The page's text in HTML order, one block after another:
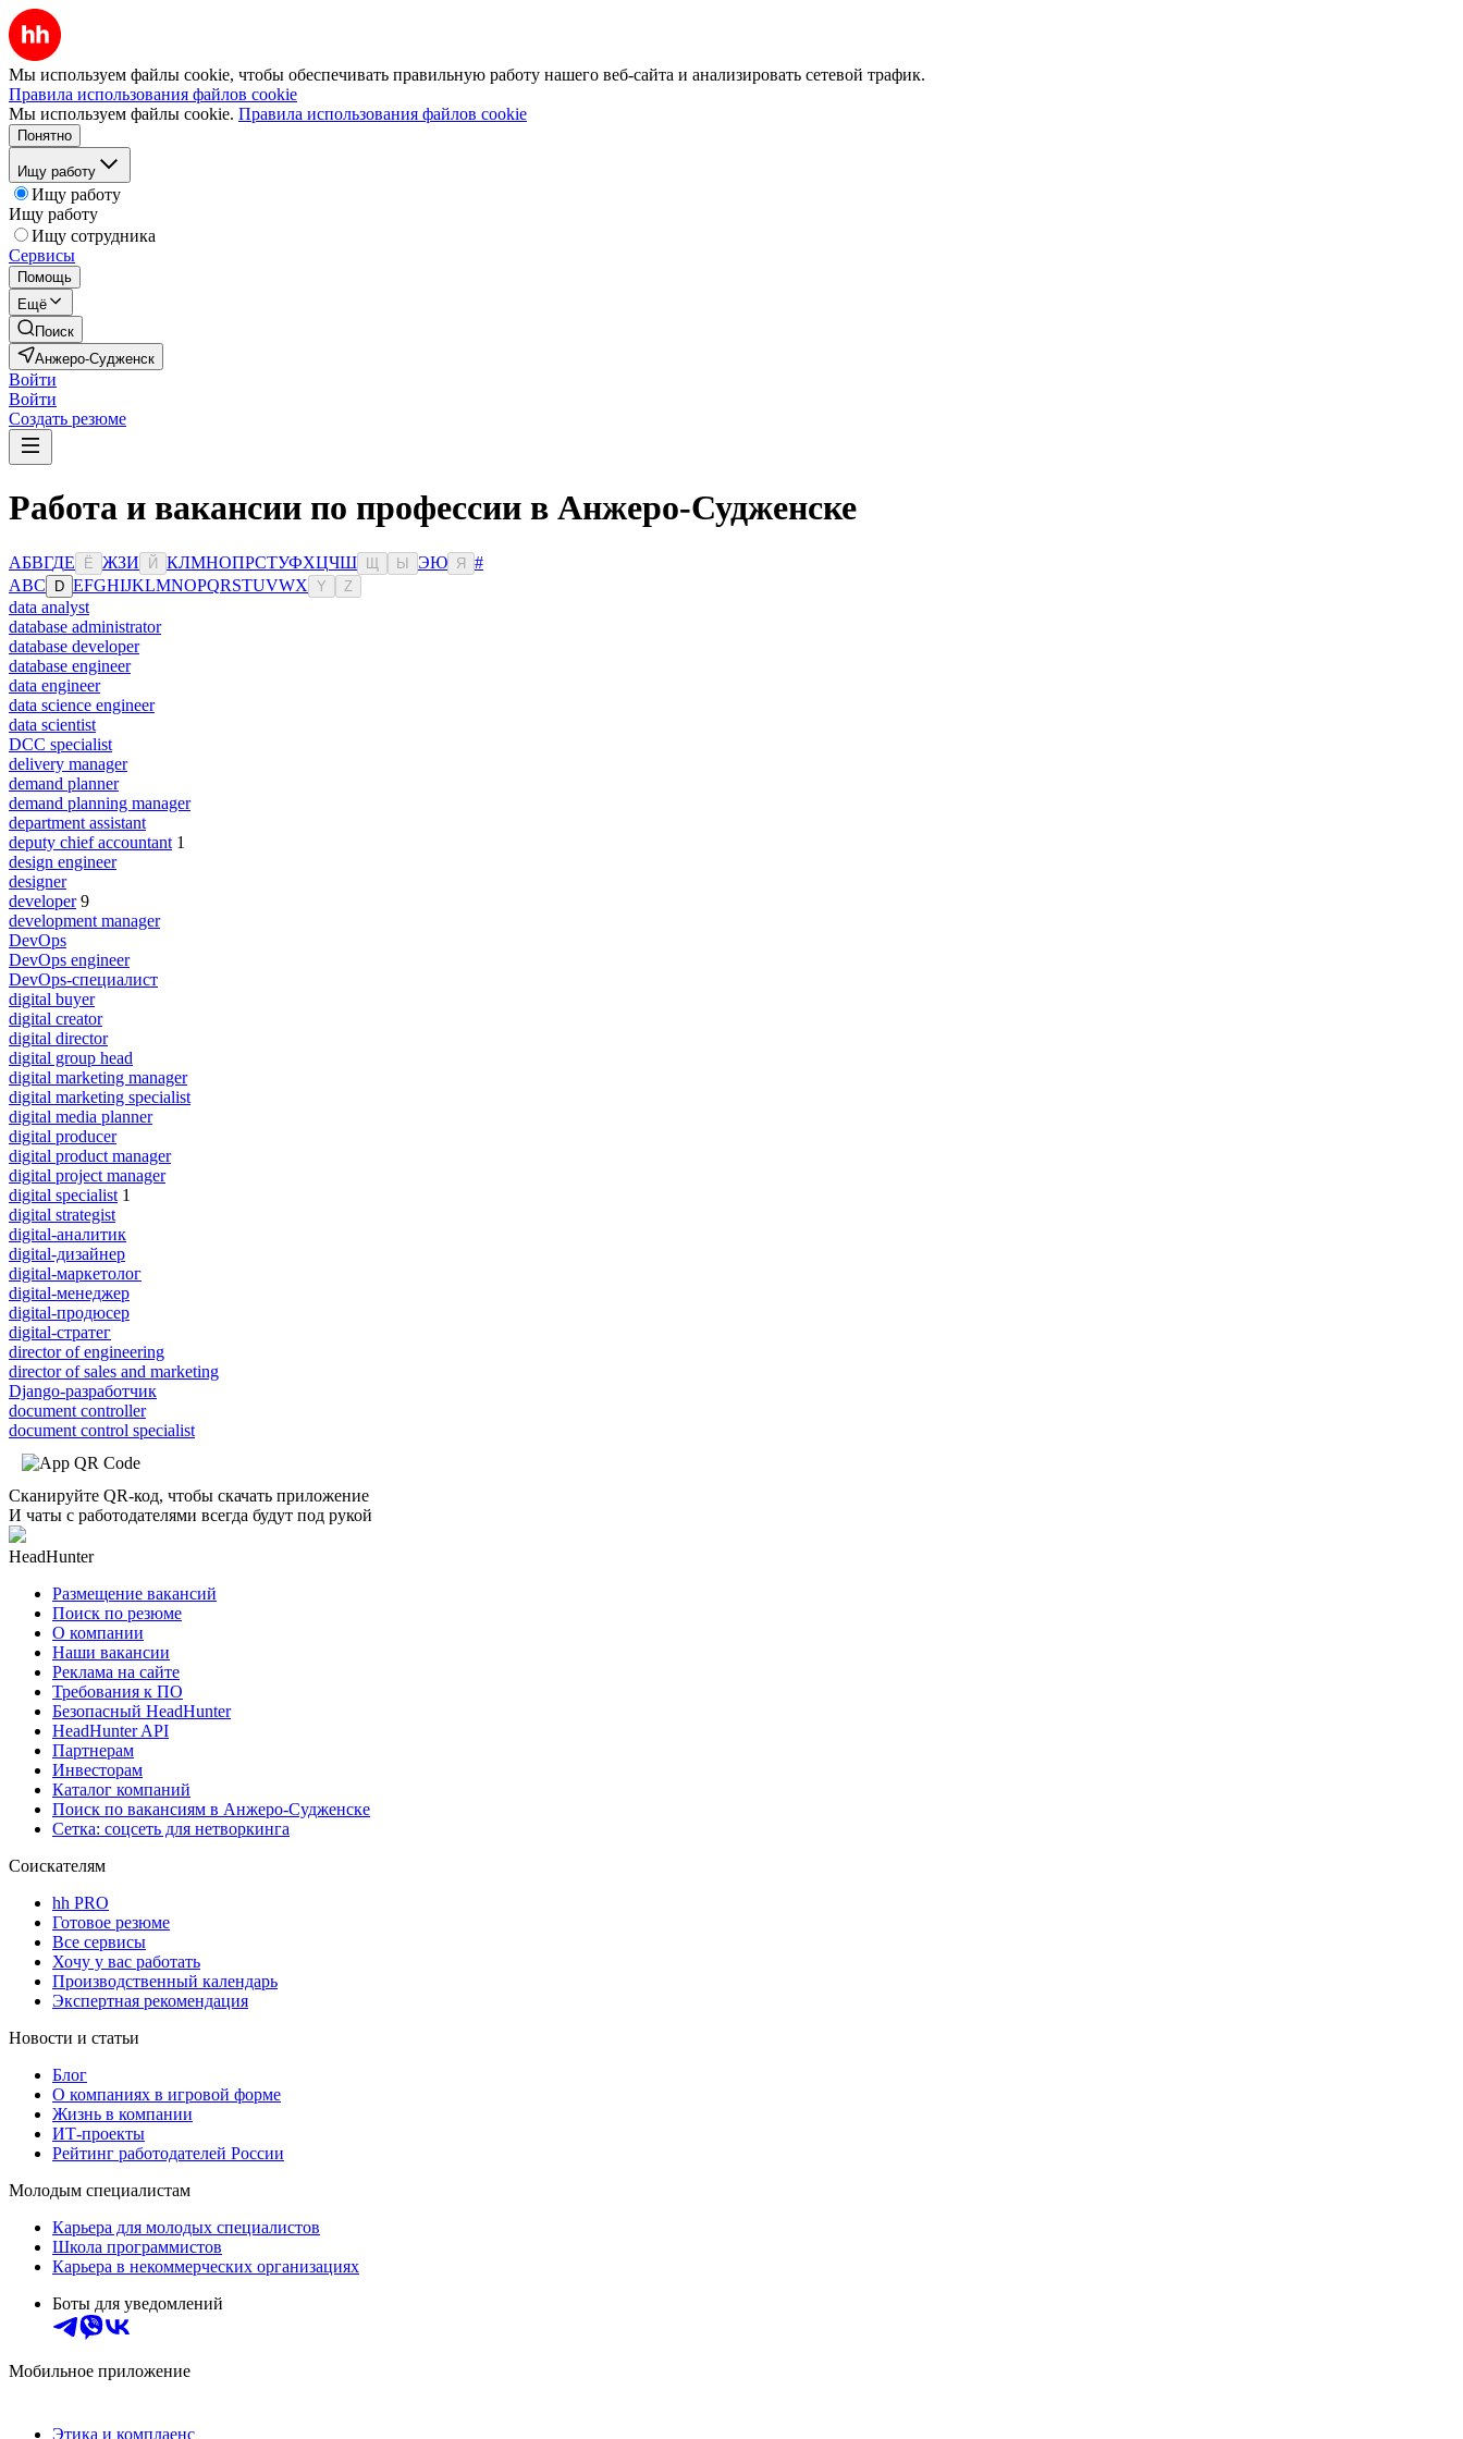
Мы используем файлы cookie, чтобы обеспечивать правильную работу нашего веб-сайта и анализировать сетевой трафик.
Правила использования файлов cookie
Мы используем файлы cookie. Правила использования файлов cookie
Понятно
Ищу работу
Ищу работу
Ищу работу
Ищу сотрудника
Сервисы
Помощь
Ещё
Поиск
Анжеро-Судженск
Войти
Войти
Создать резюме
Работа и вакансии по профессии в Анжеро-Судженске
АБВГДЕ Ё ЖЗИ Й КЛМНОПРСТУФХЦЧШ Ы ЭЮ Я
#
ABC D EFGHIJKLMNOPQRSTUVWX Y Z
data analyst
database administrator
database developer
database engineer
data engineer
data science engineer
data scientist
DCC specialist
delivery manager
demand planner
demand planning manager
department assistant
deputy chief accountant 1
design engineer
designer
developer 9
development manager
DevOps
DevOps engineer
DevOps-специалист
digital buyer
digital creator
digital director
digital group head
digital marketing manager
digital marketing specialist
digital media planner
digital producer
digital product manager
digital project manager
digital specialist 1
digital strategist
digital-аналитик
digital-дизайнер
digital-маркетолог
digital-менеджер
digital-продюсер
digital-стратег
director of engineering
director of sales and marketing
Django-разработчик
document controller
document control specialist
Сканируйте QR-код, чтобы скачать приложение
И чаты с работодателями всегда будут под рукой
HeadHunter
Размещение вакансий
Поиск по резюме
О компании
Наши вакансии
Реклама на сайте
Требования к ПО
Безопасный HeadHunter
HeadHunter API
Партнерам
Инвесторам
Каталог компаний
Поиск по вакансиям в Анжеро-Судженске
Сетка: соцсеть для нетворкинга
Соискателям
hh PRO
Готовое резюме
Все сервисы
Хочу у вас работать
Производственный календарь
Экспертная рекомендация
Новости и статьи
Блог
О компаниях в игровой форме
Жизнь в компании
ИТ-проекты
Рейтинг работодателей России
Молодым специалистам
Карьера для молодых специалистов
Школа программистов
Карьера в некоммерческих организациях
Боты для уведомлений
Мобильное приложение
Этика и комплаенс